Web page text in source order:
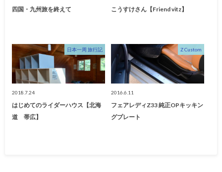
四国・九州旅を終えて こうすけさん【Friend vitz】
日本一周 旅行記
2018.7.24
はじめてのライダーハウス【北海
道 帯広】
Z Custom
2016.6.11
フェアレディZ33 純正OPキッキン
グプレート